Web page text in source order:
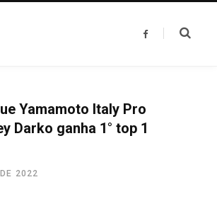
F
Yamamoto Italy Pro
Darko ganha 1° top 1
2022